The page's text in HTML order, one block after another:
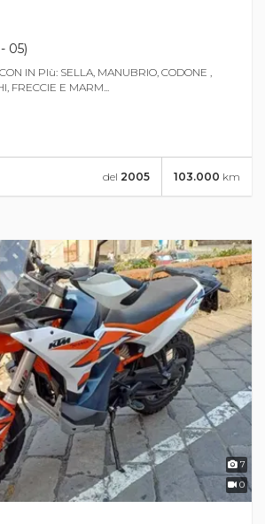
05)
IN PIù: SELLA, MANUBRIO, CODONE ,
FRECCIE E MARM...
103.000 km
del 2005
7
0